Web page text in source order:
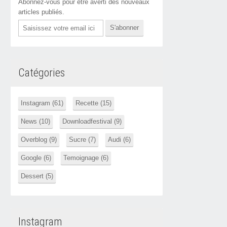
Abonnez-vous pour être averti des nouveaux
articles publiés.
Email
Catégories
Instagram (61) Recette (15)
News (10) Downloadfestival (9)
Overblog (9) Sucre (7) Audi (6)
Google (6) Temoignage (6)
Dessert (5)
Instagram